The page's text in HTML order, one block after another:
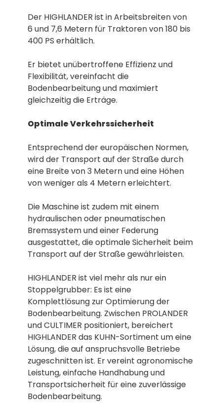
Der HIGHLANDER ist in Arbeitsbreiten von
6 und 7,6 Metern für Traktoren von 180 bis
400 PS erhältlich.
Er bietet unübertroffene Effizienz und
Flexibilität, vereinfacht die
Bodenbearbeitung und maximiert
gleichzeitig die Erträge.
Optimale Verkehrssicherheit
Entsprechend der europäischen Normen,
wird der Transport auf der Straße durch
eine Breite von 3 Metern und eine Höhen
von weniger als 4 Metern erleichtert.
Die Maschine ist zudem mit einem
hydraulischen oder pneumatischen
Bremssystem und einer Federung
ausgestattet, die optimale Sicherheit beim
Transport auf der Straße gewährleisten.
HIGHLANDER ist viel mehr als nur ein
Stoppelgrubber: Es ist eine
Komplettlösung zur Optimierung der
Bodenbearbeitung. Zwischen PROLANDER
und CULTIMER positioniert, bereichert
HIGHLANDER das KUHN-Sortiment um eine
Lösung, die auf anspruchsvolle Betriebe
zugeschnitten ist. Er vereint agronomische
Leistung, einfache Handhabung und
Transportsicherheit für eine zuverlässige
Bodenbearbeitung.